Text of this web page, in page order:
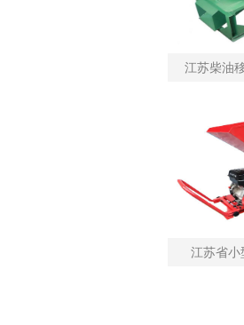
江苏柴油
江苏省小